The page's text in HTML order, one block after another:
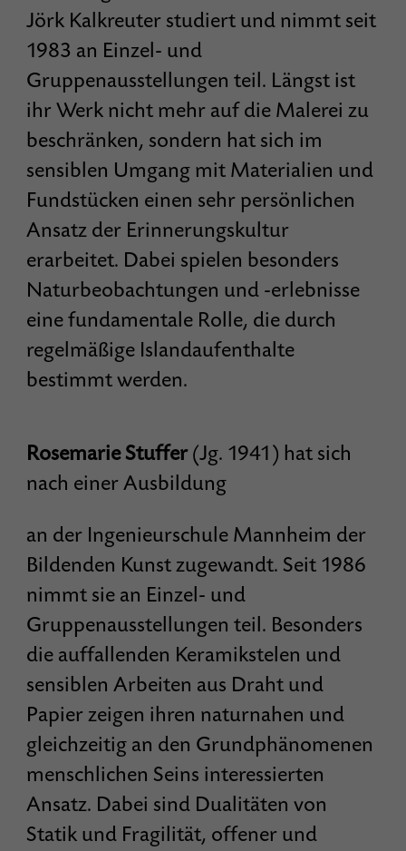
Jörk Kalkreuter studiert und nimmt seit
1983 an Einzel- und
Gruppenausstellungen teil. Längst ist
ihr Werk nicht mehr auf die Malerei zu
beschränken, sondern hat sich im
sensiblen Umgang mit Materialien und
Fundstücken einen sehr persönlichen
Ansatz der Erinnerungskultur
erarbeitet. Dabei spielen besonders
Naturbeobachtungen und -erlebnisse
eine fundamentale Rolle, die durch
regelmäßige Islandaufenthalte
bestimmt werden.
Rosemarie Stuffer(Jg. 1941) hat sich
nach einer Ausbildung
an der Ingenieurschule Mannheim der
Bildenden Kunst zugewandt. Seit 1986
nimmt sie an Einzel- und
Gruppenausstellungen teil. Besonders
die auffallenden Keramikstelen und
sensiblen Arbeiten aus Draht und
Papier zeigen ihren naturnahen und
gleichzeitig an den Grundphänomenen
menschlichen Seins interessierten
Ansatz. Dabei sind Dualitäten von
Statik und Fragilität, offener und